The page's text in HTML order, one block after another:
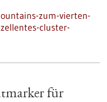
zum-vierten-
cluster-
für